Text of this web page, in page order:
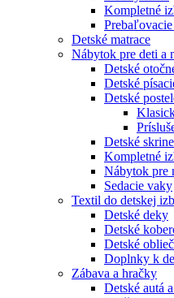
Kompletné
Detské matrace
Nábytok pre deti a
Detské
Detské
Detské
Detské skrine
Kompletné
Nábytok pre
Sedacie vaky
Textil do detskej
Detské deky
Detské
Detské
Doplnky k
Zábava a hračky
Detské autá